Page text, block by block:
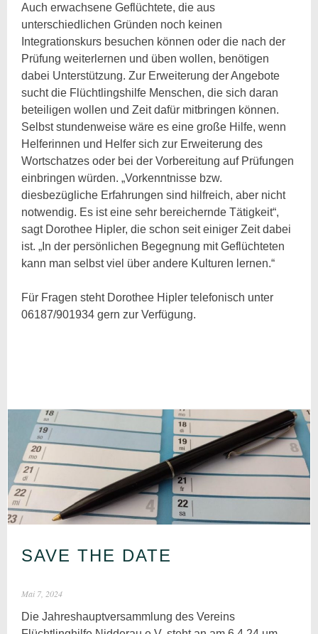
Auch erwachsene Geflüchtete, die aus
unterschiedlichen Gründen noch keinen
Integrationskurs besuchen können oder die nach der
Prüfung weiterlernen und üben wollen, benötigen
dabei Unterstützung. Zur Erweiterung der Angebote
sucht die Flüchtlingshilfe Menschen, die sich daran
beteiligen wollen und Zeit dafür mitbringen können.
Selbst stundenweise wäre es eine große Hilfe, wenn
Helferinnen und Helfer sich zur Erweiterung des
Wortschatzes oder bei der Vorbereitung auf Prüfungen
einbringen würden. „Vorkenntnisse bzw.
diesbezügliche Erfahrungen sind hilfreich, aber nicht
notwendig. Es ist eine sehr bereichernde Tätigkeit“,
sagt Dorothee Hipler, die schon seit einiger Zeit dabei
ist. „In der persönlichen Begegnung mit Geflüchteten
kann man selbst viel über andere Kulturen lernen.“
Für Fragen steht Dorothee Hipler telefonisch unter
06187/901934 gern zur Verfügung.
SAVE THE DATE
Mai 7, 2024
Die Jahreshauptversammlung des Vereins